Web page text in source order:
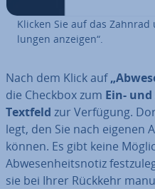
Klicken Sie auf das
lun­gen anzeigen“.
Nach dem Klick auf
die Checkbox zum Ein-
Textfeld zur Verfügung.
legt, den Sie nach eigenen
können. Es gibt keine
Ab­we­sen­heits­no­tiz
sie bei Ihrer Rückkehr